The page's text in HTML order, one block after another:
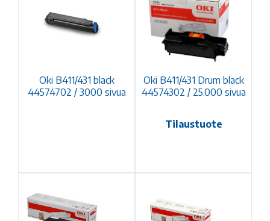
Oki B411/431 black
44574702 / 3000 sivua
Oki B411/431 Drum black
44574302 / 25.000 sivua
Tilaustuote